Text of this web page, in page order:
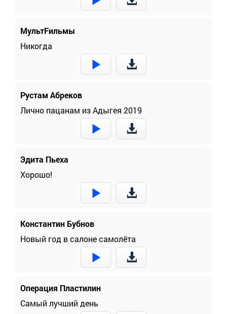
МультFильмы
Никогда
Рустам Абреков
Лично пацанам из Адыгея 2019
Эдита Пьеха
Хорошо!
Константин Бубнов
Новый год в салоне самолёта
Операция Пластилин
Самый лучший день